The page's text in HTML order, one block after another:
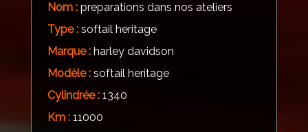
Nom : preparations dans nos ateliers
Type : softail heritage
Marque : harley davidson
Modèle : softail heritage
Cylindrée : 1340
Km : 11000